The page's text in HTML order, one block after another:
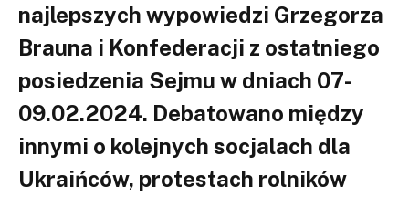
najlepszych wypowiedzi Grzegorza
Brauna i Konfederacji z ostatniego
posiedzenia Sejmu w dniach 07-
09.02.2024. Debatowano między
innymi o kolejnych socjalach dla
Ukraińców, protestach rolników